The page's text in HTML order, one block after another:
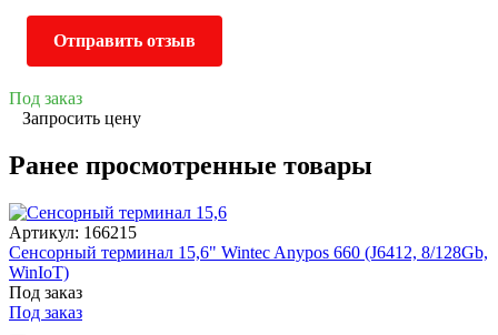
Отправить отзыв
Под заказ
Запросить цену
Ранее просмотренные товары
Артикул: 166215
Сенсорный терминал 15,6" Wintec Anypos 660 (J6412, 8/128Gb,
WinIoT)
Под заказ
Под заказ